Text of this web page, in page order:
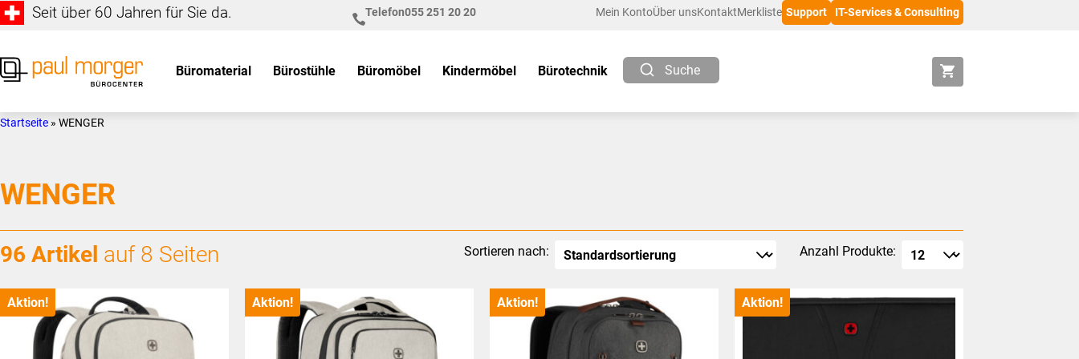
Zur
springen
Skip
main
Seit über 60 Jahren für Sie da. Telefon055 251 20 20 Mein KontoÜber unsKontaktMerkliste Support IT-Services & Consulting
Morger
individuell
Büromaterial Bürostühle Büromöbel Kindermöbel Bürotechnik Suche
Startseite » WENGER
WENGER
96 Artikel auf 8 Seiten Sortieren nach: Anzahl Produkte:
Aktion! Aktion! Aktion! Aktion!